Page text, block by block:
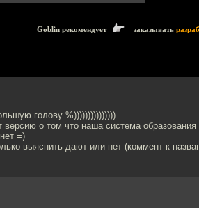
Goblin рекомендует заказывать
голову %)))))))))))))))
о том что наша система
=)
выяснить дают или нет (коммент к